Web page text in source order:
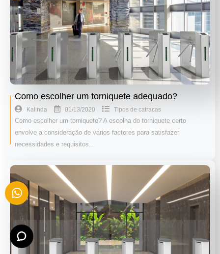
Como escolher um torniquete adequado?
Kalinda 01/13/2020 Tipos de catracas
Como escolher um torniquete? A escolha do torniquete certo
envolve a consideração de vários factores para satisfazer
necessidades e requisitos…